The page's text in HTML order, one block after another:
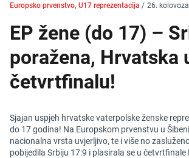
Europsko prvenstvo, U17 reprezentacija / 26.
EP žene (do 17) –
poražena, Hrvatska
četvrtfinalu!
Sjajan uspjeh hrvatske vaterpolske ženske
do 17 godina! Na Europskom prvenstvu u
nacionalna vrsta uvjerljivo, te i više no
pobijedila Srbiju 17:9 i plasirala se u četvrtfinale